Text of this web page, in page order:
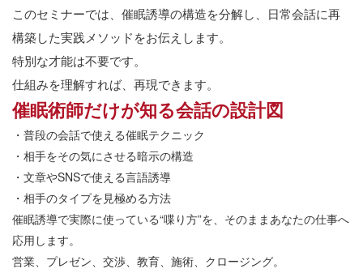
このセミナーでは、催眠誘導の構造を分解し、日常会話に再
構築した実践メソッドをお伝えします。
特別な才能は不要です。
仕組みを理解すれば、再現できます。
催眠術師だけが知る会話の設計図
・普段の会話で使える催眠テクニック
・相手をその気にさせる暗示の構造
・文章やSNSで使える言語誘導
・相手のタイプを見極める方法
催眠誘導で実際に使っている“喋り方”を、そのままあなたの仕事へ
応用します。
営業、プレゼン、交渉、教育、施術、クロージング。